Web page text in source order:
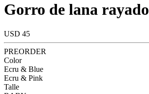
Gorro de lana rayado
USD 45
PREORDER
Color
Ecru & Blue
Ecru & Pink
Talle